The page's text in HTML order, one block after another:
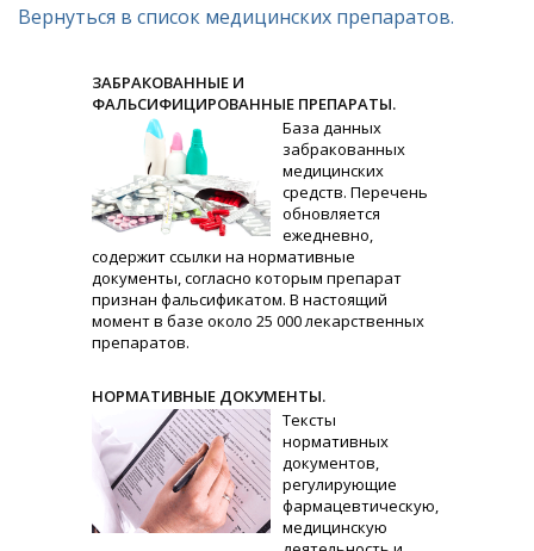
Вернуться в список медицинских препаратов.
ЗАБРАКОВАННЫЕ И
ФАЛЬСИФИЦИРОВАННЫЕ ПРЕПАРАТЫ.
База данных
забракованных
медицинских
средств. Перечень
обновляется
ежедневно,
содержит ссылки на нормативные
документы, согласно которым препарат
признан фальсификатом. В настоящий
момент в базе около 25 000 лекарственных
препаратов.
НОРМАТИВНЫЕ ДОКУМЕНТЫ.
Тексты
нормативных
документов,
регулирующие
фармацевтическую,
медицинскую